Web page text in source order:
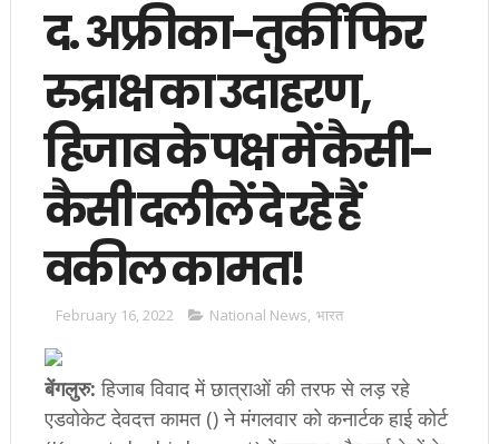
द. अफ्रीका-तुर्की फिर
रुद्राक्ष का उदाहरण,
ह‍िजाब के पक्ष में कैसी-
कैसी दलीलें दे रहे हैं
वकील कामत!
February 16, 2022 National News, भारत
बेंगलुरु: ह‍िजाब विवाद में छात्राओं की तरफ से लड़ रहे
एडवोकेट देवदत्त कामत () ने मंगलवार को कनार्टक हाई कोर्ट